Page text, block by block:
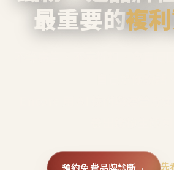
最重要的複
預約免費品牌診斷→ 先